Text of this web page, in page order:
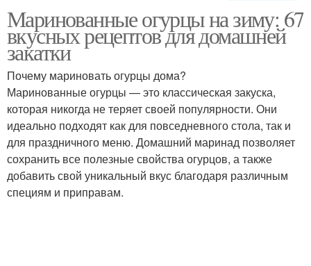
Огурцы с луком Малосольные огурцы
Огурцы без уксуса
Огурцы с лимонной
кислотой
Огурцы с лимоном
Огурцы с ароматными
листьями
Маринованные огурцы на зиму: 67
вкусных рецептов для домашней
закатки
Почему мариновать огурцы дома?
Маринованные огурцы — это классическая закуска,
которая никогда не теряет своей популярности. Они
идеально подходят как для повседневного стола, так и
для праздничного меню. Домашний маринад позволяет
сохранить все полезные свойства огурцов, а также
добавить свой уникальный вкус благодаря различным
специям и приправам.